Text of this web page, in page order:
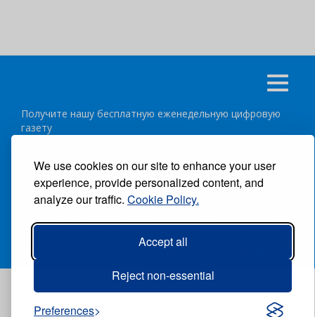
We use cookies on our site to enhance your user
experience, provide personalized content, and
analyze our traffic. Cookie Policy.
Accept all
Reject non-essential
Preferences
Получите нашу бесплатную еженедельную цифровую
газету
Следуйте за нами:
ВСЕ ПРАВА ЗАЩИЩЕНЫ ®CARIBBEAN NEWS DIGITAL.
АВТОР:GRUPO EXCELENCIAS.